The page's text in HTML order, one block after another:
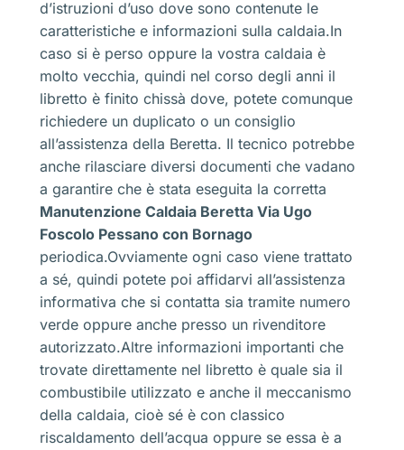
d’istruzioni d’uso dove sono contenute le
caratteristiche e informazioni sulla caldaia.In
caso si è perso oppure la vostra caldaia è
molto vecchia, quindi nel corso degli anni il
libretto è finito chissà dove, potete comunque
richiedere un duplicato o un consiglio
all’assistenza della Beretta. Il tecnico potrebbe
anche rilasciare diversi documenti che vadano
a garantire che è stata eseguita la corretta
Manutenzione Caldaia Beretta Via Ugo
Foscolo Pessano con Bornago
periodica.Ovviamente ogni caso viene trattato
a sé, quindi potete poi affidarvi all’assistenza
informativa che si contatta sia tramite numero
verde oppure anche presso un rivenditore
autorizzato.Altre informazioni importanti che
trovate direttamente nel libretto è quale sia il
combustibile utilizzato e anche il meccanismo
della caldaia, cioè sé è con classico
riscaldamento dell’acqua oppure se essa è a